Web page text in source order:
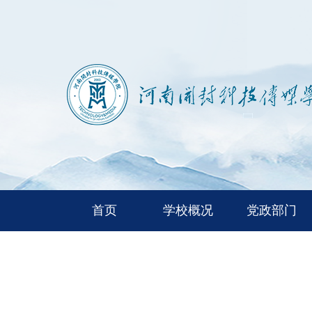
首页 学校概况 党政部门